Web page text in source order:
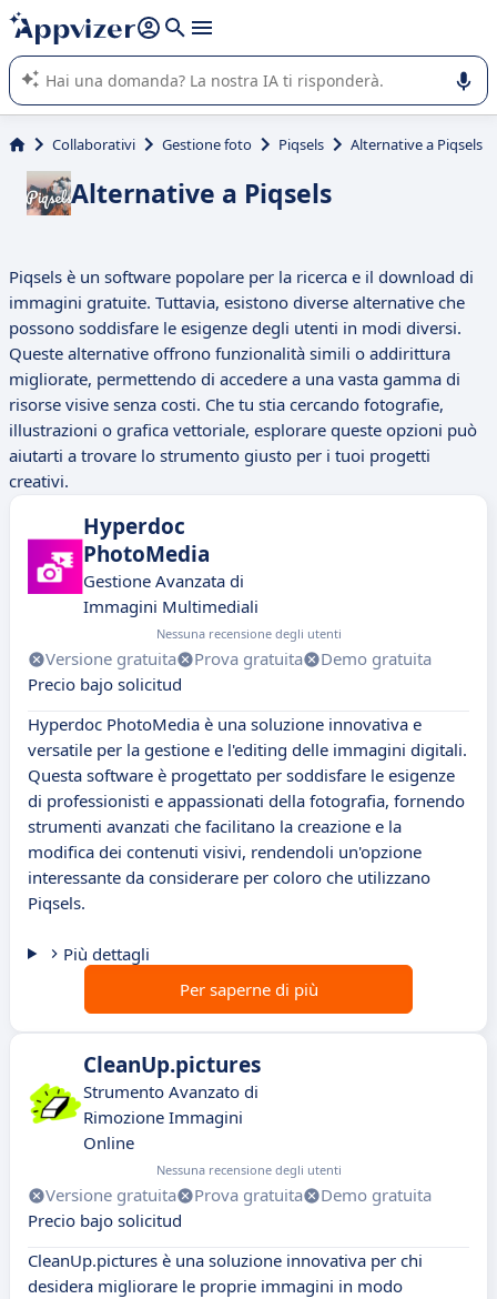
righe con
shift + enter
L'IA di Appvizer vi guida nell'utilizzo o nella scelta di un
software SaaS per la vostra azienda.
Collaborativi Gestione foto Piqsels Alternative a Piqsels
Alternative a Piqsels
Piqsels è un software popolare per la ricerca e il download di
immagini gratuite. Tuttavia, esistono diverse alternative che
possono soddisfare le esigenze degli utenti in modi diversi.
Queste alternative offrono funzionalità simili o addirittura
migliorate, permettendo di accedere a una vasta gamma di
risorse visive senza costi. Che tu stia cercando fotografie,
illustrazioni o grafica vettoriale, esplorare queste opzioni può
aiutarti a trovare lo strumento giusto per i tuoi progetti
creativi.
Hyperdoc
PhotoMedia
Gestione Avanzata di
Immagini Multimediali
Nessuna recensione degli utenti
Versione gratuita Prova gratuita
Demo gratuita
Precio bajo solicitud
Hyperdoc PhotoMedia è una soluzione innovativa e
versatile per la gestione e l'editing delle immagini digitali.
Questa software è progettato per soddisfare le esigenze
di professionisti e appassionati della fotografia, fornendo
strumenti avanzati che facilitano la creazione e la
modifica dei contenuti visivi, rendendoli un'opzione
interessante da considerare per coloro che utilizzano
Piqsels.
Più dettagli
Per saperne di più
CleanUp.pictures
Strumento Avanzato di
Rimozione Immagini
Online
Nessuna recensione degli utenti
Versione gratuita Prova gratuita
Demo gratuita
Precio bajo solicitud
CleanUp.pictures è una soluzione innovativa per chi
desidera migliorare le proprie immagini in modo